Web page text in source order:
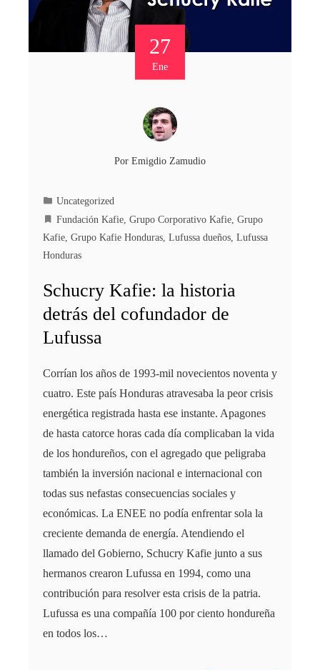
27
Ene
Por Emigdio Zamudio
Uncategorized
Fundación Kafie Grupo Corporativo Kafie Grupo
Kafie Grupo Kafie Honduras Lufussa dueños Lufussa
Honduras
Schucry Kafie: la historia
detrás del cofundador de
Lufussa
Corrían los años de 1993-mil novecientos noventa y
cuatro. Este país Honduras atravesaba la peor crisis
energética registrada hasta ese instante. Apagones
de hasta catorce horas cada día complicaban la vida
de los hondureños, con el agregado que peligraba
también la inversión nacional e internacional con
todas sus nefastas consecuencias sociales y
económicas. La ENEE no podía enfrentar sola la
creciente demanda de energía. Atendiendo el
llamado del Gobierno, Schucry Kafie junto a sus
hermanos crearon Lufussa en 1994, como una
contribución para resolver esta crisis de la patria.
Lufussa es una compañía 100 por ciento hondureña
en todos los…